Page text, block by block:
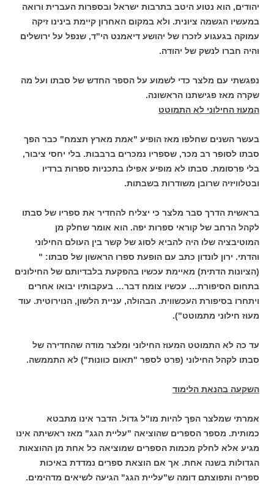
יהודים, הוא נטוע היטב בתרבות ישראל ובספרות העברית ורואה
במעשיו הגשמה ציונית. ולא במקום האחרון קיימת בינינו זיקה
עמוקה בגעגוע לזכרו של יהושע דיאמנט הי"ד, שנפל על ירושלים
והיה חברו לנשק של יהודה.
נפגשתי עם מלצר כדי לשמוע על הספר החדש של סבתו ועל מה
שקרה מאז פגישתנו הראשונה.
המעוז החילוני לא התמוטט
בעשר השנים שחלפו מאז הופיע "אמת מארץ תצמח" כבר הפך
סבתו לסופר רב מכר, שספריו נמכרים ברבבות. בלי יחסי ציבור,
בלי פרסומת. סבתו לא מופיע אפילו בתכניות ספרות ברדיו
ובטלוויזיה שרובן משודרות בשבתות.
בראשית הדרך סבר מלצר כי יצליח להחדיר את ספריו של סבתו
לקהל הרחב של קוראי ספרות יפה. הוא אומר שחלק מן
המוטיבציה שלו היה להביא לסוג של קשר בין העולם החילוני
והדתי. ירון לונדון כתב עם הופעת ספרו הראשון של סבתו: "
(הציונות הדתית) מאיימת עכשיו בהפקעת בלבדיותם של החילונים
בתחום הסיפורת… עכשיו צומח דבר… בעקבותיו יבואו אחרים
ויתחרו בסיפורת העכשווית. הבהולה, עניית הלשון, הנוירוטית. עוד
מעוז חילוני מתמוטט").
עד כה לא התמוטט המעוז החילוני ומלצר מודה שהחדירה של
סבתו לקהל החילוני (פרט לספר "תאום כוונות") לא התממשה.
השקעה בהנאת הלימוד
אמרתי שמלצר הפך להיות מו"ל גדול. הדבר אינו מתבטא
כמותית. מספר הספרים שהוציאה "עליית הגג" מאז ראשיתה אינו
מגיע אלא לחלק מכמות הספרים שמוציאה כל אחת מן ההוצאות
הגדולות בשנה אחת. אך אם הוצאת ספרים נמדדת באיכות
ספריה ותפוצתם דומה ש"עליית הגג" הגיעה לשיאים מדהימים.